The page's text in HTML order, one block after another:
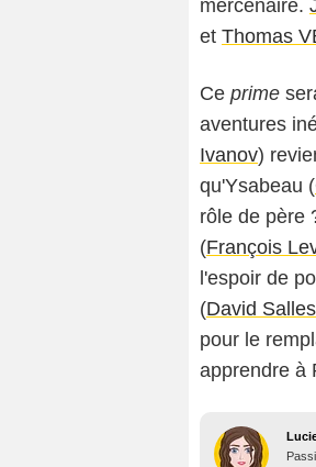
mercenaire.
et Thomas
Ce prime
aventures
Ivanov)
qu'Ysabeau (
rôle de père
(François
l'espoir de
(David Salles
pour le
apprendre à